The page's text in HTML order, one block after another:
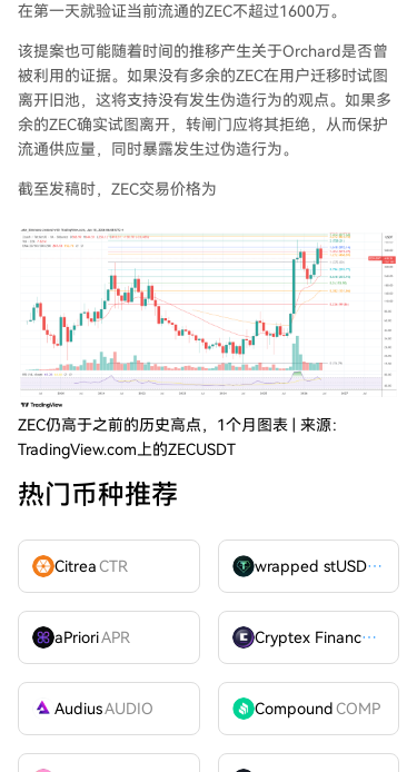
在第一天就验证当前流通的ZEC不超过1600万。
该提案也可能随着时间的推移产生关于Orchard是否曾
被利用的证据。如果没有多余的ZEC在用户迁移时试图
离开旧池，这将支持没有发生伪造行为的观点。如果多
余的ZEC确实试图离开，转闸门应将其拒绝，从而保护
流通供应量，同时暴露发生过伪造行为。
截至发稿时，ZEC交易价格为
ZEC仍高于之前的历史高点，1个月图表 | 来源：
TradingView.com上的ZECUSDT
热门币种推荐
CitreaCTR wrapped stUSDT
aPrioriAPR Cryptex FinanceCTX
AudiusAUDIO CompoundCOMP